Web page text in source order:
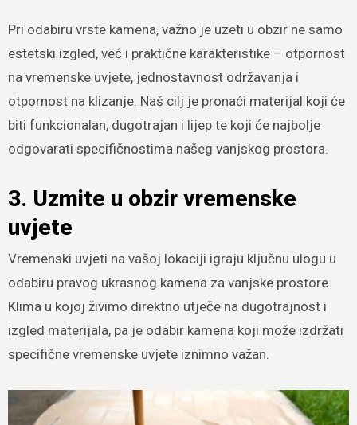
Pri odabiru vrste kamena, važno je uzeti u obzir ne samo
estetski izgled, već i praktične karakteristike – otpornost
na vremenske uvjete, jednostavnost održavanja i
otpornost na klizanje. Naš cilj je pronaći materijal koji će
biti funkcionalan, dugotrajan i lijep te koji će najbolje
odgovarati specifičnostima našeg vanjskog prostora.
3. Uzmite u obzir vremenske
uvjete
Vremenski uvjeti na vašoj lokaciji igraju ključnu ulogu u
odabiru pravog ukrasnog kamena za vanjske prostore.
Klima u kojoj živimo direktno utječe na dugotrajnost i
izgled materijala, pa je odabir kamena koji može izdržati
specifične vremenske uvjete iznimno važan.